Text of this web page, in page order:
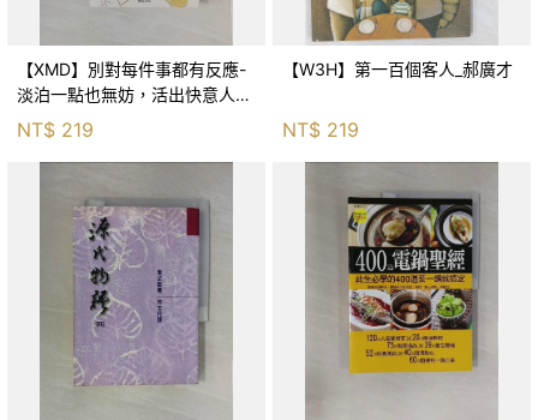
【XMD】別對每件事都有反應-
淡泊一點也無妨，活出快意人生
的99個禪練習！_枡野俊明, 黃
薇嬪
NT$ 219
【W3H】第一百個客人_郝廣才
NT$ 219